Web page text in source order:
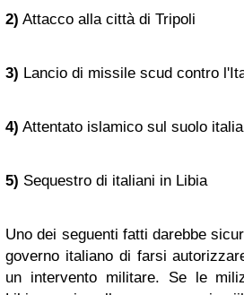
2) Attacco alla città di Tripoli
3) Lancio di missile scud contro
4) Attentato islamico sul suolo
5) Sequestro di italiani in Libia
Uno dei seguenti fatti darebbe
governo italiano di farsi
un intervento militare. Se le